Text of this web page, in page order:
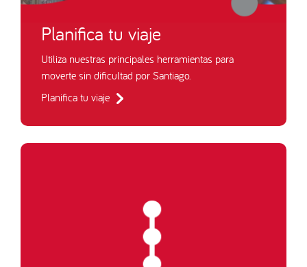
Planifica tu viaje
Utiliza nuestras principales herramientas para
moverte sin dificultad por Santiago.
Planifica tu viaje